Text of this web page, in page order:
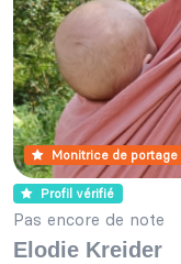
Monitrice de portage
Profil vérifié
Pas encore de note
Elodie Kreider